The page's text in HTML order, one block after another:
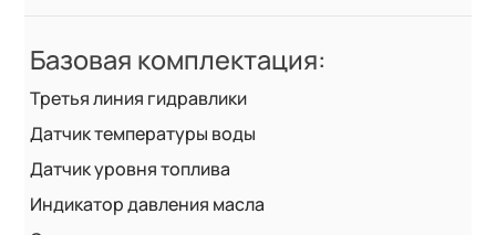
Базовая комплектация:
Третья линия гидравлики
Датчик температуры воды
Датчик уровня топлива
Индикатор давления масла